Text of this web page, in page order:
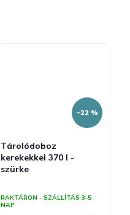
–22 %
Tárolódoboz
kerekekkel 370 l -
szürke
termék
átlagos
RAKTÁRON - SZÁLLÍTÁS 3-5
NAP